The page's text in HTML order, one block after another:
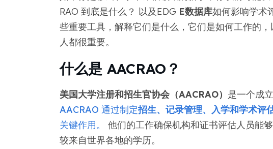
RAO 到底是什么？ 以及EDG E数据库如何影响学术
些重要工具，解释它们是什么，它们是如何工作的
人都很重要。
什么是 AACRAO？
美国大学注册和招生官协会（AACRAO） 是一个成
AACRAO 通过制定招生、记录管理、入学和学术评
关键作用。
他们的工作确保机构和证书评估人员能
较来自世界各地的学历。